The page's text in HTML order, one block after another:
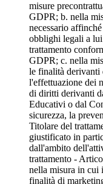
misure
GDPR; b. nella
necessario
obblighi legali a
trattamento
GDPR; c. nella
le finalità derivanti
l'effettuazione dei
di diritti derivanti
Educativi o dal
sicurezza, la
Titolare del
giustificato in
dall'ambito
trattamento -
nella misura in cui
finalità di